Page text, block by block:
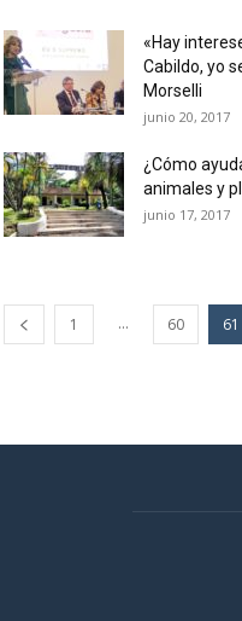
«Hay
Cabildo, yo
Morselli
junio 20, 2017
¿Cómo
animales y
junio 17, 2017
1 ... 60 61